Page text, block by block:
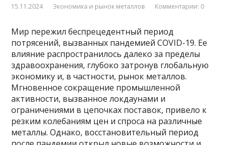
15.11.2024 Экономика и рынок металлов Комментарии: 0
Мир пережил беспрецедентный период
потрясений, вызванных пандемией COVID-19. Ее
влияние распространилось далеко за пределы
здравоохранения, глубоко затронув глобальную
экономику и, в частности, рынок металлов.
Мгновенное сокращение промышленной
активности, вызванное локдаунами и
ограничениями в цепочках поставок, привело к
резким колебаниям цен и спроса на различные
металлы. Однако, восстановительный период